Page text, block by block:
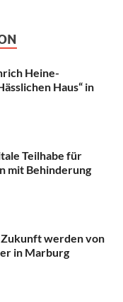
Heine-
Haus“ in
Teilhabe für
mit Behinderung
werden von
in Marburg